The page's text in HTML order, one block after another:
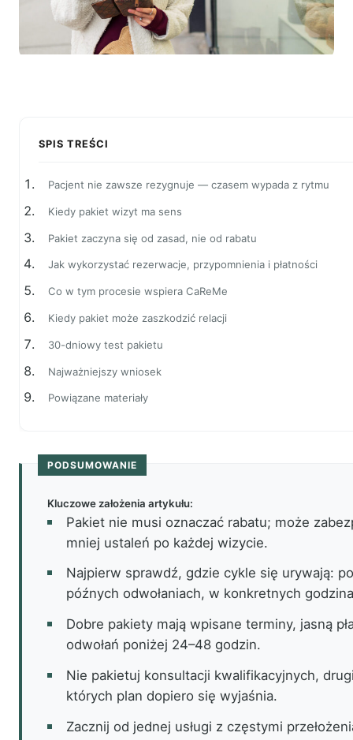
SPIS TREŚCI
Pacjent nie zawsze rezygnuje — czasem wypada z rytmu
Kiedy pakiet wizyt ma sens
Pakiet zaczyna się od zasad, nie od rabatu
Jak wykorzystać rezerwacje, przypomnienia i płatności
Co w tym procesie wspiera CaReMe
Kiedy pakiet może zaszkodzić relacji
30-dniowy test pakietu
Najważniejszy wniosek
Powiązane materiały
PODSUMOWANIE
Kluczowe założenia artykułu:
Pakiet nie musi oznaczać rabatu; może
mniej ustaleń po każdej wizycie.
Najpierw sprawdź, gdzie cykle się urywają:
późnych odwołaniach, w konkretnych
Dobre pakiety mają wpisane terminy, jasną
odwołań poniżej 24–48 godzin.
Nie pakietuj konsultacji kwalifikacyjnych,
których plan dopiero się wyjaśnia.
Zacznij od jednej usługi z częstymi